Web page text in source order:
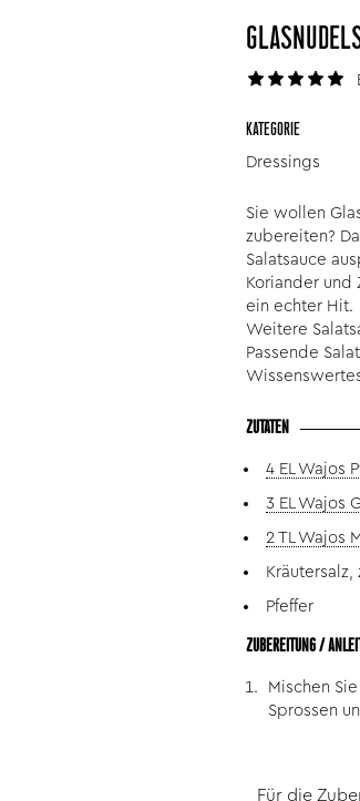
KATEGORIE
Dressings
Sie wollen
zubereiten?
Salatsauce
Koriander und
ein echter Hit.
Weitere
Passende
ZUTATEN
4 EL Wajos
3 EL Wajos
2 TL Wajos
Kräutersalz,
Pfeffer
ZUBEREITUNG /
Mischen
Sprossen
Für die